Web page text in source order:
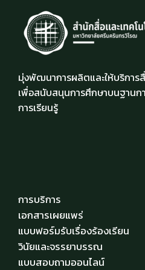
มุ่งพัฒนาการผลิตและให้บริกา
เพื่อสนับสนุนการศึกษาบนฐานก
การเรียนรู้
การบริการ
เอกสารเผยแพร่
แบบฟอร์มรับเรื่องร้องเรียน
วินัยและจรรยาบรรณ
แบบสอบถามออนไลน์